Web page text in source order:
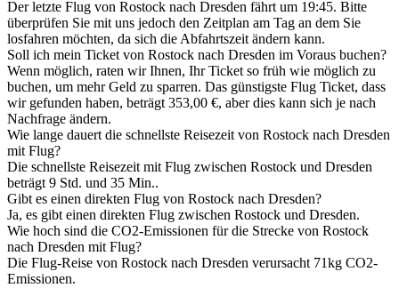
Der letzte Flug von Rostock nach Dresden fährt um 19:45. Bitte
überprüfen Sie mit uns jedoch den Zeitplan am Tag an dem Sie
losfahren möchten, da sich die Abfahrtszeit ändern kann.
Soll ich mein Ticket von Rostock nach Dresden im Voraus buchen?
Wenn möglich, raten wir Ihnen, Ihr Ticket so früh wie möglich zu
buchen, um mehr Geld zu sparren. Das günstigste Flug Ticket, dass
wir gefunden haben, beträgt 353,00 €, aber dies kann sich je nach
Nachfrage ändern.
Wie lange dauert die schnellste Reisezeit von Rostock nach Dresden
mit Flug?
Die schnellste Reisezeit mit Flug zwischen Rostock und Dresden
beträgt 9 Std. und 35 Min..
Gibt es einen direkten Flug von Rostock nach Dresden?
Ja, es gibt einen direkten Flug zwischen Rostock und Dresden.
Wie hoch sind die CO2-Emissionen für die Strecke von Rostock
nach Dresden mit Flug?
Die Flug-Reise von Rostock nach Dresden verursacht 71kg CO2-
Emissionen.